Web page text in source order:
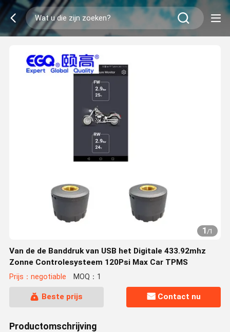
1/1
Van de de Banddruk van USB het Digitale 433.92mhz
Zonne Controlesysteem 120Psi Max Car TPMS
Prijs：negotiable MOQ：1
Beste prijs Contact nu
Productomschrijving